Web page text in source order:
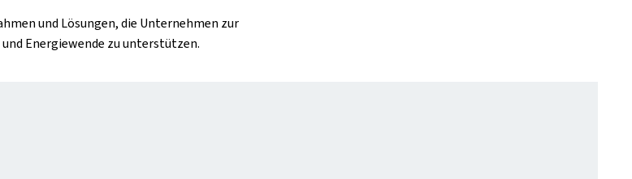
und Lösungen, die Unternehmen zur
Energiewende zu unterstützen.